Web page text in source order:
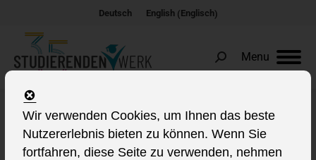
Deutsch English(Englisch)
Menu
Search:
Tages-Archive: 25. März 2026
Sie befinden sich hier:
Wir verwenden Cookies, um Ihnen das beste
Nutzererlebnis bieten zu können. Wenn Sie
fortfahren, diese Seite zu verwenden, nehmen